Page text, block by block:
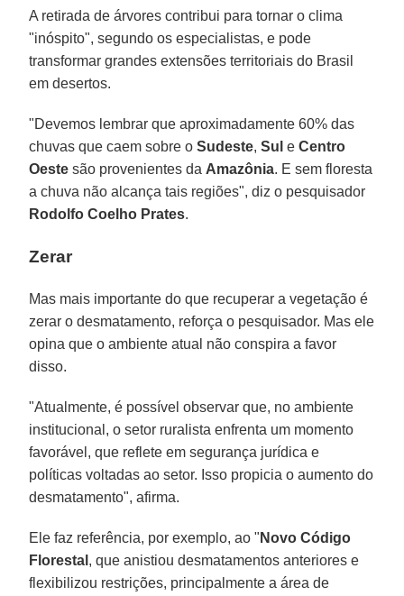
A retirada de árvores contribui para tornar o clima
"inóspito", segundo os especialistas, e pode
transformar grandes extensões territoriais do Brasil
em desertos.
"Devemos lembrar que aproximadamente 60% das
chuvas que caem sobre oSudeste,Sul eCentro
Oeste são provenientes da Amazônia. E sem floresta
a chuva não alcança tais regiões", diz o pesquisador
Rodolfo Coelho Prates.
Zerar
Mas mais importante do que recuperar a vegetação é
zerar o desmatamento, reforça o pesquisador. Mas ele
opina que o ambiente atual não conspira a favor
disso.
"Atualmente, é possível observar que, no ambiente
institucional, o setor ruralista enfrenta um momento
favorável, que reflete em segurança jurídica e
políticas voltadas ao setor. Isso propicia o aumento do
desmatamento", afirma.
Ele faz referência, por exemplo, ao " Novo Código
Florestal , que anistiou desmatamentos anteriores e
flexibilizou restrições, principalmente a área de